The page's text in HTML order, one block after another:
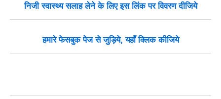
निजी स्वास्थ्य सलाह लेने के लिए इस लिंक पर विवरण दीजिये
हमारे फेसबुक पेज से जुड़िये, यहाँ क्लिक कीजिये